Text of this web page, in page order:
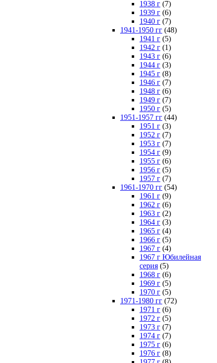
1938 г (7)
1939 г (6)
1940 г (7)
1941-1950 гг (48)
1941 г (5)
1942 г (1)
1943 г (6)
1944 г (3)
1945 г (8)
1946 г (7)
1948 г (6)
1949 г (7)
1950 г (5)
1951-1957 гг (44)
1951 г (3)
1952 г (7)
1953 г (7)
1954 г (9)
1955 г (6)
1956 г (5)
1957 г (7)
1961-1970 гг (54)
1961 г (9)
1962 г (6)
1963 г (2)
1964 г (3)
1965 г (4)
1966 г (5)
1967 г (4)
1967 г Юбилейная
серия (5)
1968 г (6)
1969 г (5)
1970 г (5)
1971-1980 гг (72)
1971 г (6)
1972 г (5)
1973 г (7)
1974 г (7)
1975 г (6)
1976 г (8)